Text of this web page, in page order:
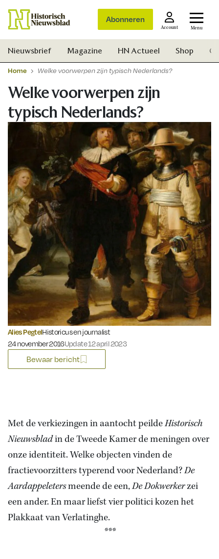
Abonneren
Account Menu
Zoek
Nieuwsbrief Magazine HN Actueel Shop
Home Welke voorwerpen zijn typisch Nederlands?
Welke voorwerpen zijn
typisch Nederlands?
Alies PegtelHistoricus en journalist
Gepubliceerd op:
24 november 2016Update 12 april 2023
Bewaar bericht
Met de verkiezingen in aantocht peildeHistorisch
Nieuwsbladin de Tweede Kamer de meningen over
onze identiteit. Welke objecten vinden de
fractievoorzitters typerend voor Nederland?De
Aardappeletersmeende de een,De Dokwerkerzei
een ander. En maar liefst vier politici kozen het
Plakkaat van Verlatinghe.
***